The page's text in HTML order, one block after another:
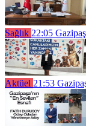
Sağlık 22:05
Aktüel 21:53